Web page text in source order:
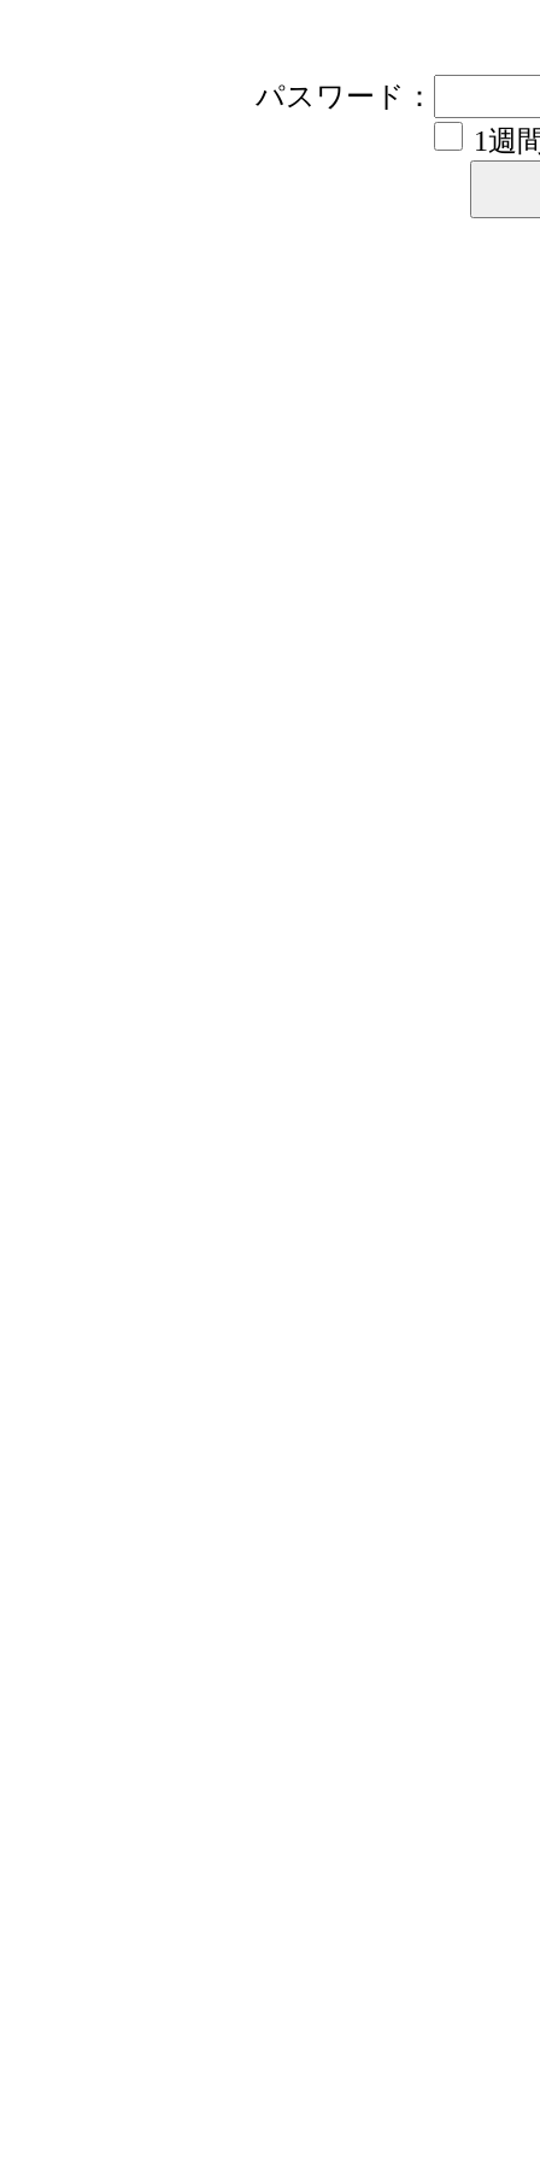
パスワード：
1週